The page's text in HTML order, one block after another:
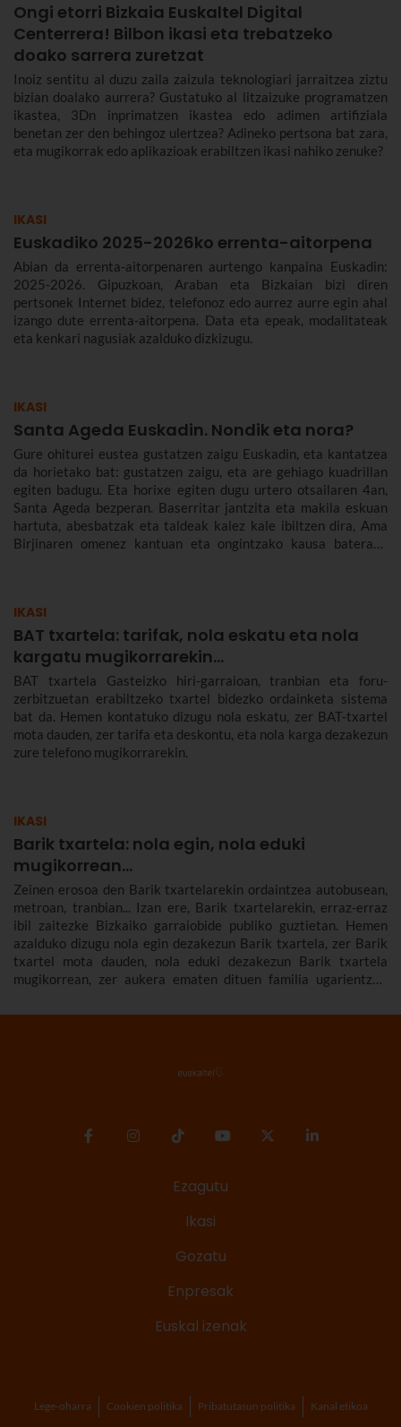
Ongi etorri Bizkaia Euskaltel Digital
Centerrera! Bilbon ikasi eta trebatzeko
doako sarrera zuretzat
Inoiz sentitu al duzu zaila zaizula teknologiari jarraitzea ziztu
bizian doalako aurrera? Gustatuko al litzaizuke programatzen
ikastea, 3Dn inprimatzen ikastea edo adimen artifiziala
benetan zer den behingoz ulertzea? Adineko pertsona bat zara,
eta mugikorrak edo aplikazioak erabiltzen ikasi nahiko zenuke?
IKASI
Euskadiko 2025-2026ko errenta-aitorpena
Abian da errenta-aitorpenaren aurtengo kanpaina Euskadin:
2025-2026. Gipuzkoan, Araban eta Bizkaian bizi diren
pertsonek Internet bidez, telefonoz edo aurrez aurre egin ahal
izango dute errenta-aitorpena. Data eta epeak, modalitateak
eta kenkari nagusiak azalduko dizkizugu.
IKASI
Santa Ageda Euskadin. Nondik eta nora?
Gure ohiturei eustea gustatzen zaigu Euskadin, eta kantatzea
da horietako bat: gustatzen zaigu, eta are gehiago kuadrillan
egiten badugu. Eta horixe egiten dugu urtero otsailaren 4an,
Santa Ageda bezperan. Baserritar jantzita eta makila eskuan
hartuta, abesbatzak eta taldeak kalez kale ibiltzen dira, Ama
Birjinaren omenez kantuan eta ongintzako kausa baterako
IKASI
BAT txartela: tarifak, nola eskatu eta nola
kargatu mugikorrarekin...
BAT txartela Gasteizko hiri-garraioan, tranbian eta foru-
zerbitzuetan erabiltzeko txartel bidezko ordainketa sistema
bat da. Hemen kontatuko dizugu nola eskatu, zer BAT-txartel
mota dauden, zer tarifa eta deskontu, eta nola karga dezakezun
zure telefono mugikorrarekin.
IKASI
Barik txartela: nola egin, nola eduki
mugikorrean...
Zeinen erosoa den Barik txartelarekin ordaintzea autobusean,
metroan, tranbian... Izan ere, Barik txartelarekin, erraz-erraz
ibil zaitezke Bizkaiko garraiobide publiko guztietan. Hemen
azalduko dizugu nola egin dezakezun Barik txartela, zer Barik
txartel mota dauden, nola eduki dezakezun Barik txartela
mugikorrean, zer aukera ematen dituen familia ugarientzat,
Ezagutu
Ikasi
Gozatu
Enpresak
Euskal izenak
Lege-oharra Cookien politika Pribatutasun politika Kanal etikoa